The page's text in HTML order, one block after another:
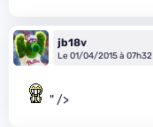
jb18v
Le 01/04/2015 à 07h32
" />